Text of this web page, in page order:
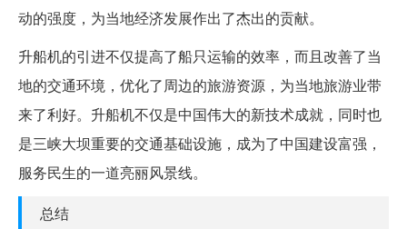
动的强度，为当地经济发展作出了杰出的贡献。
升船机的引进不仅提高了船只运输的效率，而且改善了当
地的交通环境，优化了周边的旅游资源，为当地旅游业带
来了利好。升船机不仅是中国伟大的新技术成就，同时也
是三峡大坝重要的交通基础设施，成为了中国建设富强，
服务民生的一道亮丽风景线。
总结